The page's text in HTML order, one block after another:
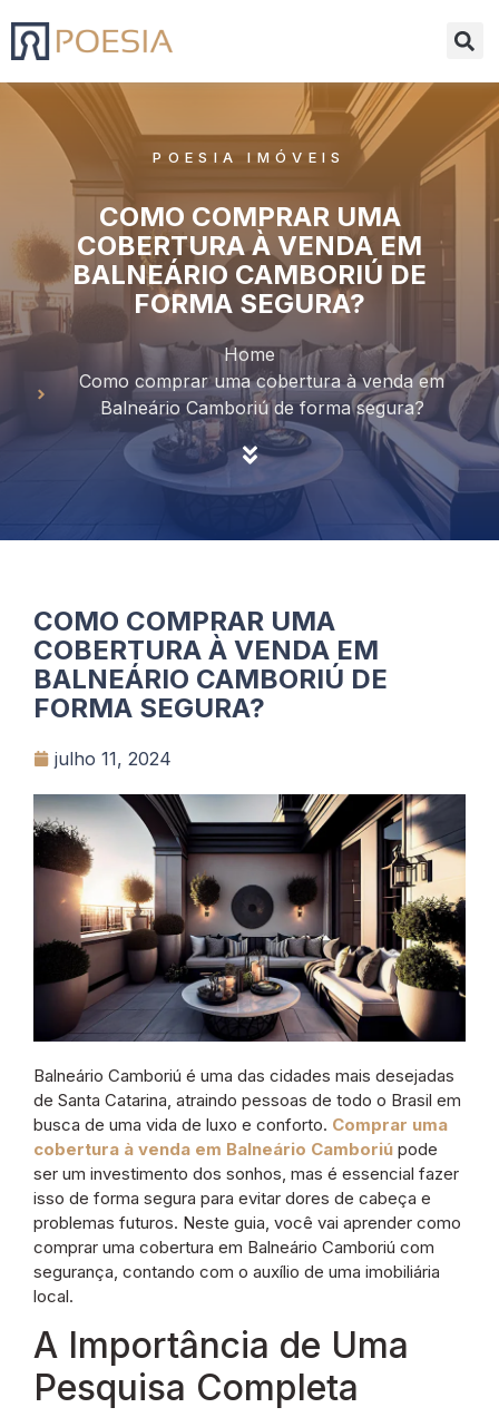
POESIA IMÓVEIS
COMO COMPRAR UMA
COBERTURA À VENDA EM
BALNEÁRIO CAMBORIÚ DE
FORMA SEGURA?
Home
Como comprar uma cobertura à venda em
Balneário Camboriú de forma segura?
COMO COMPRAR UMA
COBERTURA À VENDA EM
BALNEÁRIO CAMBORIÚ DE
FORMA SEGURA?
julho 11, 2024
Balneário Camboriú é uma das cidades mais desejadas
de Santa Catarina, atraindo pessoas de todo o Brasil em
busca de uma vida de luxo e conforto. Comprar uma
cobertura à venda em Balneário Camboriú pode
ser um investimento dos sonhos, mas é essencial fazer
isso de forma segura para evitar dores de cabeça e
problemas futuros. Neste guia, você vai aprender como
comprar uma cobertura em Balneário Camboriú com
segurança, contando com o auxílio de uma imobiliária
local.
A Importância de Uma
Pesquisa Completa